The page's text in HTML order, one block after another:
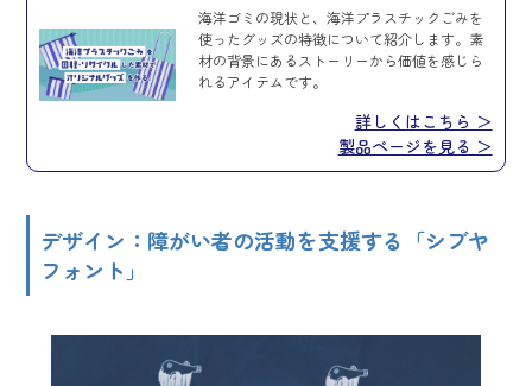
海洋ゴミの現状と、海洋プラスチックごみを
使ったグッズの特徴について紹介します。素
材の背景にあるストーリーから価値を感じら
れるアイテムです。
詳しくはこちら ＞
製品ページを見る ＞
デザイン：障がい者の活動を支援する「シブヤ
フォント」